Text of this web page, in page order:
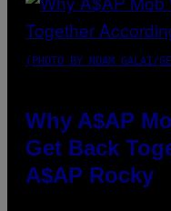
(PHOTO BY NOAM GALAI/
Why A$AP
Get Back
A$AP Rocky